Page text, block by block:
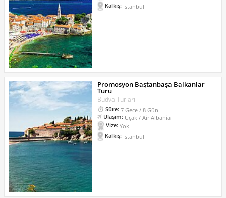
Kalkış: İstanbul
Promosyon Baştanbaşa Balkanlar
Turu
Budva Turları
Süre: 7 Gece / 8 Gün
Ulaşım: Uçak / Air Albania
Vize: Yok
Kalkış: İstanbul